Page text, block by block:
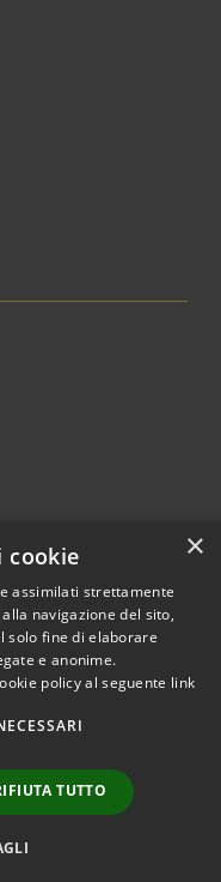
Copyright ©
Comune di Fiumicello Villa
byMunicipium•
×
cookie
assimilati strettamente
navigazione del sito,
solo fine di elaborare
e anonime.
policy al seguente link
TUTTO